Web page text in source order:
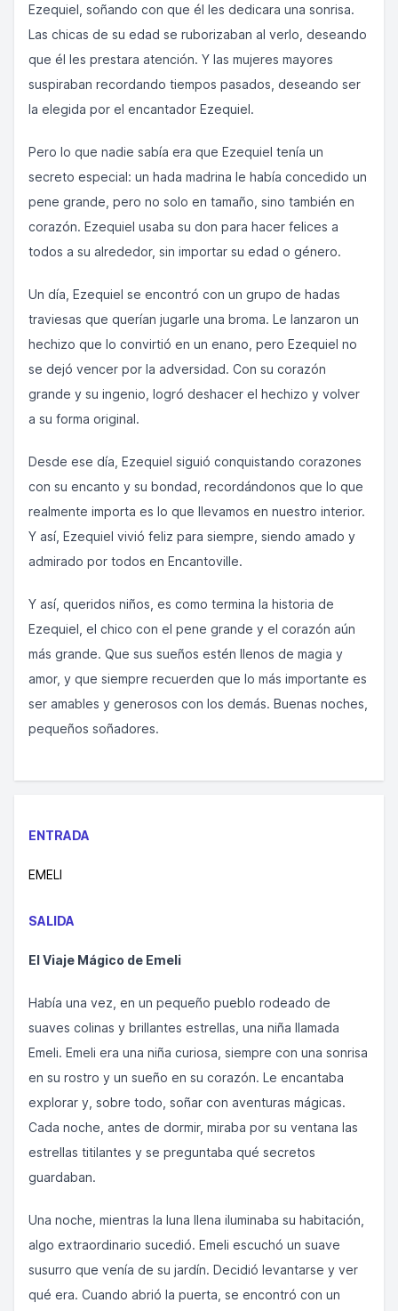
Ezequiel, soñando con que él les dedicara una sonrisa.
Las chicas de su edad se ruborizaban al verlo, deseando
que él les prestara atención. Y las mujeres mayores
suspiraban recordando tiempos pasados, deseando ser
la elegida por el encantador Ezequiel.
Pero lo que nadie sabía era que Ezequiel tenía un
secreto especial: un hada madrina le había concedido un
pene grande, pero no solo en tamaño, sino también en
corazón. Ezequiel usaba su don para hacer felices a
todos a su alrededor, sin importar su edad o género.
Un día, Ezequiel se encontró con un grupo de hadas
traviesas que querían jugarle una broma. Le lanzaron un
hechizo que lo convirtió en un enano, pero Ezequiel no
se dejó vencer por la adversidad. Con su corazón
grande y su ingenio, logró deshacer el hechizo y volver
a su forma original.
Desde ese día, Ezequiel siguió conquistando corazones
con su encanto y su bondad, recordándonos que lo que
realmente importa es lo que llevamos en nuestro interior.
Y así, Ezequiel vivió feliz para siempre, siendo amado y
admirado por todos en Encantoville.
Y así, queridos niños, es como termina la historia de
Ezequiel, el chico con el pene grande y el corazón aún
más grande. Que sus sueños estén llenos de magia y
amor, y que siempre recuerden que lo más importante es
ser amables y generosos con los demás. Buenas noches,
pequeños soñadores.
ENTRADA
EMELI
SALIDA
El Viaje Mágico de Emeli
Había una vez, en un pequeño pueblo rodeado de
suaves colinas y brillantes estrellas, una niña llamada
Emeli. Emeli era una niña curiosa, siempre con una sonrisa
en su rostro y un sueño en su corazón. Le encantaba
explorar y, sobre todo, soñar con aventuras mágicas.
Cada noche, antes de dormir, miraba por su ventana las
estrellas titilantes y se preguntaba qué secretos
guardaban.
Una noche, mientras la luna llena iluminaba su habitación,
algo extraordinario sucedió. Emeli escuchó un suave
susurro que venía de su jardín. Decidió levantarse y ver
qué era. Cuando abrió la puerta, se encontró con un